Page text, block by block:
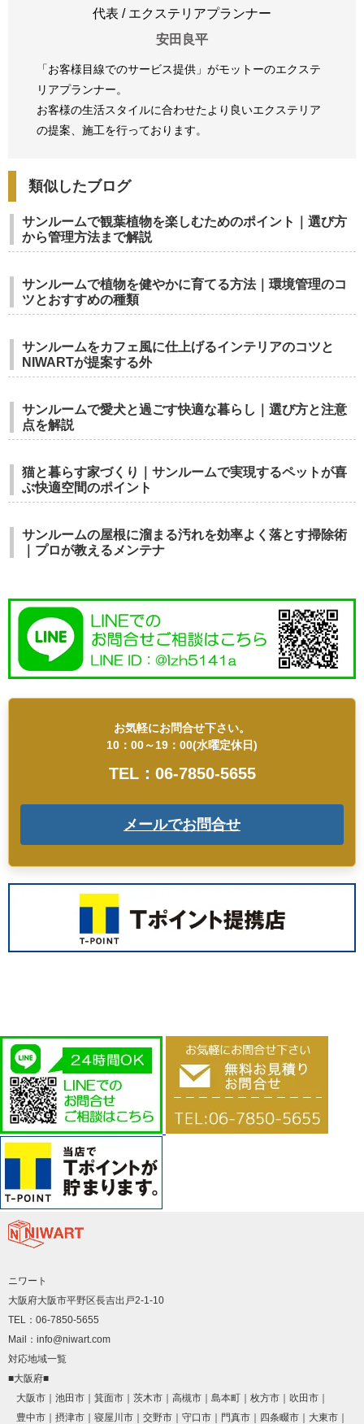
代表 / エクステリアプランナー
安田良平
「お客様目線でのサービス提供」がモットーのエクステ
リアプランナー。
お客様の生活スタイルに合わせたより良いエクステリア
の提案、 施工を行っております。
類似したブログ
サンルームで観葉植物を楽しむためのポイント｜選び方
から管理方法まで解説
サンルームで植物を健やかに育てる方法｜環境管理のコ
ツとおすすめの種類
サンルームをカフェ風に仕上げるインテリアのコツと
NIWARTが提案する外
サンルームで愛犬と過ごす快適な暮らし｜選び方と注意
点を解説
猫と暮らす家づくり｜サンルームで実現するペットが喜
ぶ快適空間のポイント
サンルームの屋根に溜まる汚れを効率よく落とす掃除術
｜プロが教えるメンテナ
お気軽にお問合せ下さい。
10：00～19：00(水曜定休日)
TEL：06-7850-5655
メールでお問合せ
ニワート
大阪府大阪市平野区長吉出戸2-1-10
TEL：06-7850-5655
Mail：info@niwart.com
対応地域一覧
■大阪府■
大阪市
池田市 箕面市 茨木市 高槻市 島本町 枚方市
吹田市
豊中市
摂津市 寝屋川市 交野市 守口市 門真市 四条畷市 大東市